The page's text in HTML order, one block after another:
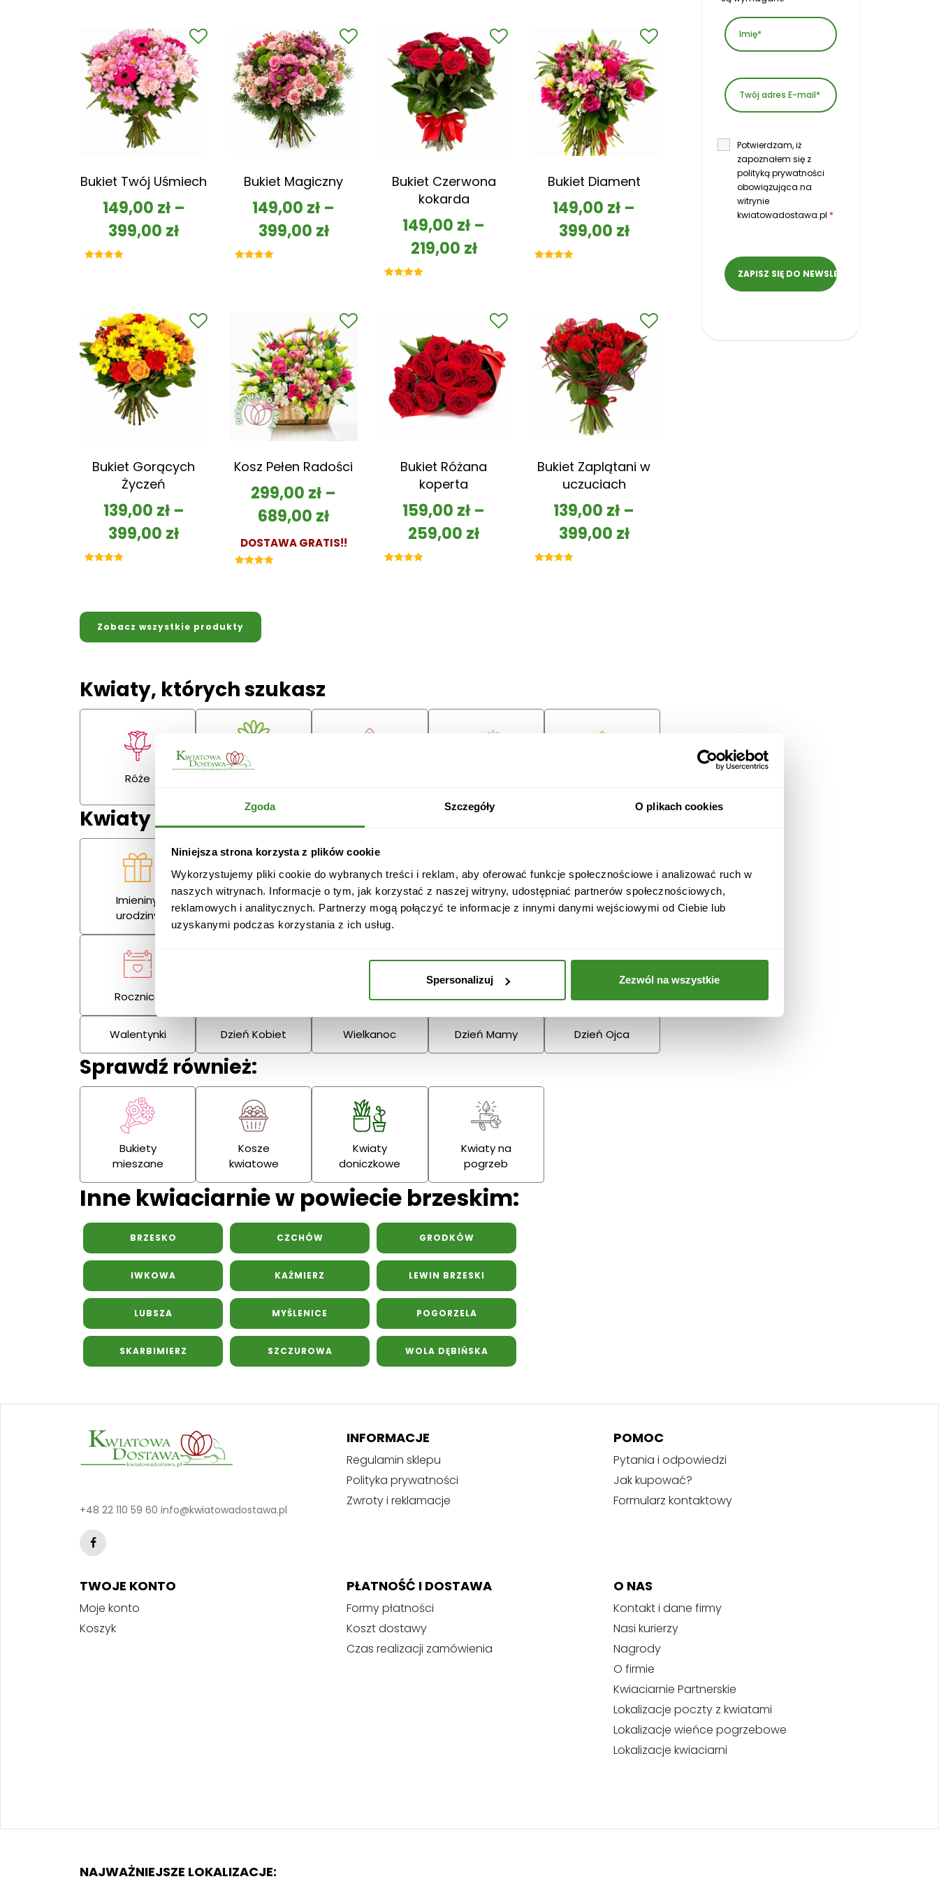
Zgoda Szczegóły O plikach cookies
Niniejsza strona korzysta z plików cookie
Wykorzystujemy pliki cookie do wybranych treści i reklam, aby oferować funkcje społecznościowe i analizować ruch w
naszych witrynach. Informacje o tym, jak korzystać z naszej witryny, udostępniać partnerów społecznościowych,
reklamowych i analitycznych. Partnerzy mogą połączyć te informacje z innymi danymi wejściowymi od Ciebie lub
uzyskanymi podczas korzystania z ich usług.
Spersonalizuj Zezwól na wszystkie
Bukiet Twój Uśmiech
149,00 zł–
399,00 zł
Bukiet Magiczny
149,00 zł –
399,00 zł
Bukiet Czerwona
kokarda
149,00 zł –
219,00 zł
Bukiet Diament
149,00 zł –
399,00 zł
Bukiet Gorących
Życzeń
139,00 zł–
399,00 zł
Kosz Pełen Radości
299,00 zł –
689,00 zł
DOSTAWA GRATIS!!
Bukiet Różana
koperta
159,00 zł –
259,00 zł
Bukiet Zaplątani w
uczuciach
139,00 zł –
399,00 zł
Zobacz wszystkie produkty
Kwiaty, których szukasz
Róże
Gerbery,
Kwiaty na każdą okazję
Imieniny,
urodziny
Miłość Przeprosiny Gratulacje Ślub
Rocznica Podziękowania
Narodzenie
Dziadka
Walentynki Dzień Kobiet Wielkanoc Dzień Mamy Dzień Ojca
Sprawdź również:
Bukiety
mieszane
Kosze
kwiatowe
Kwiaty
doniczkowe
Kwiaty na
pogrzeb
Inne kwiaciarnie w powiecie brzeskim:
BRZESKO CZCHÓW GRODKÓW
IWKOWA KAŹMIERZ LEWIN BRZESKI
LUBSZA MYŚLENICE POGORZELA
SKARBIMIERZ SZCZUROWA WOLA DĘBIŃSKA
Potwierdzam, iż
zapoznałem się z
polityką prywatności
obowiązująca na
witrynie
kwiatowadostawa.pl *
+48 22 110 59 60 info@kwiatowadostawa.pl
INFORMACJE
Regulamin sklepu
Polityka prywatności
Zwroty i reklamacje
POMOC
Pytania i odpowiedzi
Jak kupować?
Formularz kontaktowy
TWOJE KONTO
Moje konto
Koszyk
PŁATNOŚĆ I DOSTAWA
Formy płatności
Koszt dostawy
Czas realizacji zamówienia
O NAS
Kontakt i dane firmy
Nasi kurierzy
Nagrody
O firmie
Kwiaciarnie Partnerskie
Lokalizacje poczty z kwiatami
Lokalizacje wieńce pogrzebowe
Lokalizacje kwiaciarni
NAJWAŻNIEJSZE LOKALIZACJE: